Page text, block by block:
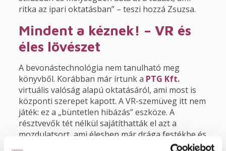
ritka az ipari oktatásban” – teszi hozzá Zsuzsa.
Mindent a kéznek! – VR és
éles lövészet
A bevonástechnológia nem tanulható meg
könyvből. Korábban már írtunk a PTG Kft.
virtuális valóság alapú oktatásáról, ami most is
központi szerepet kapott. A VR-szemüveg itt nem
játék: ez a „büntetlen hibázás” eszköze. A
résztvevők tét nélkül sajátíthatták el azt a
mozdulatsort, ami élesben már drága festékbe és
értékes munkaidőbe kerülne. A számítógép